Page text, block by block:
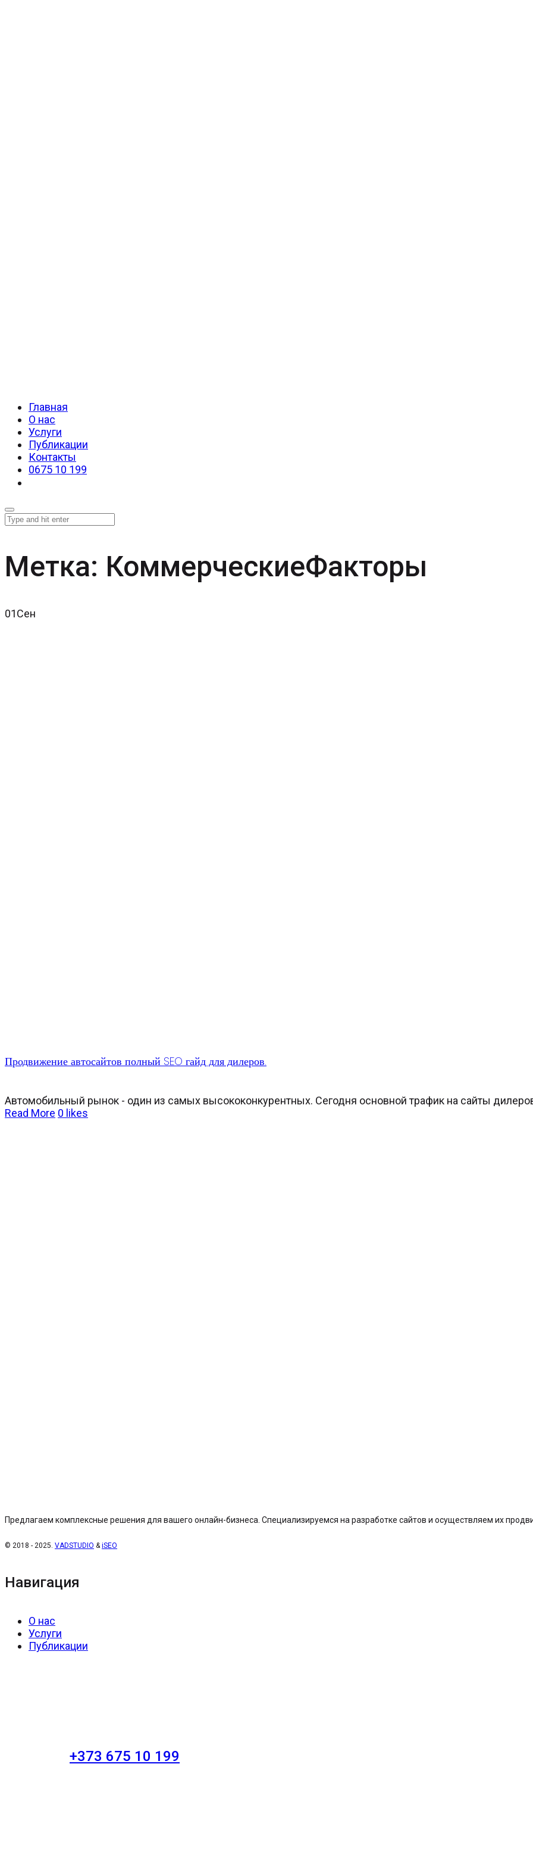
Главная
О нас
Услуги
Публикации
Контакты
0675 10 199
Метка: КоммерческиеФакторы
01Сен
Продвижение автосайтов полный SEO гайд для дилеров.
Автомобильный рынок - один из самых высококонкурентных. Сегодня основной трафик на сайты
Read More 0 likes
Предлагаем комплексные решения для вашего онлайн-бизнеса. Специализируемся на разработке сайтов и осуществляем их
© 2018 - 2025. VADSTUDIO & iSEO
Навигация
О нас
Услуги
Публикации
+373 675 10 199